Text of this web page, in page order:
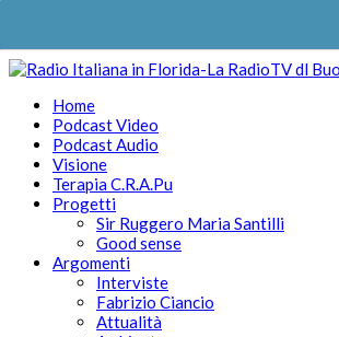
Home
Podcast Video
Podcast Audio
Visione
Terapia C.R.A.Pu
Progetti
Sir Ruggero Maria Santilli
Good sense
Argomenti
Interviste
Fabrizio Ciancio
Attualità